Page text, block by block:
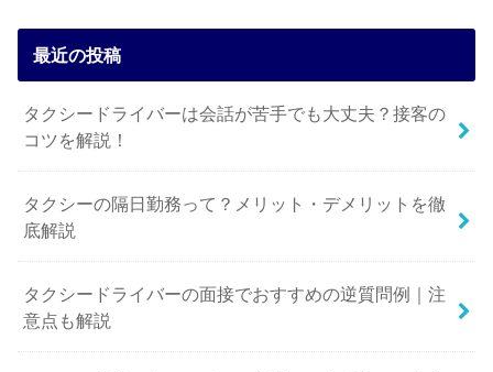
最近の投稿
タクシードライバーは会話が苦手でも大丈夫？接客の
コツを解説！
タクシーの隔日勤務って？メリット・デメリットを徹
底解説
タクシードライバーの面接でおすすめの逆質問例｜注
意点も解説